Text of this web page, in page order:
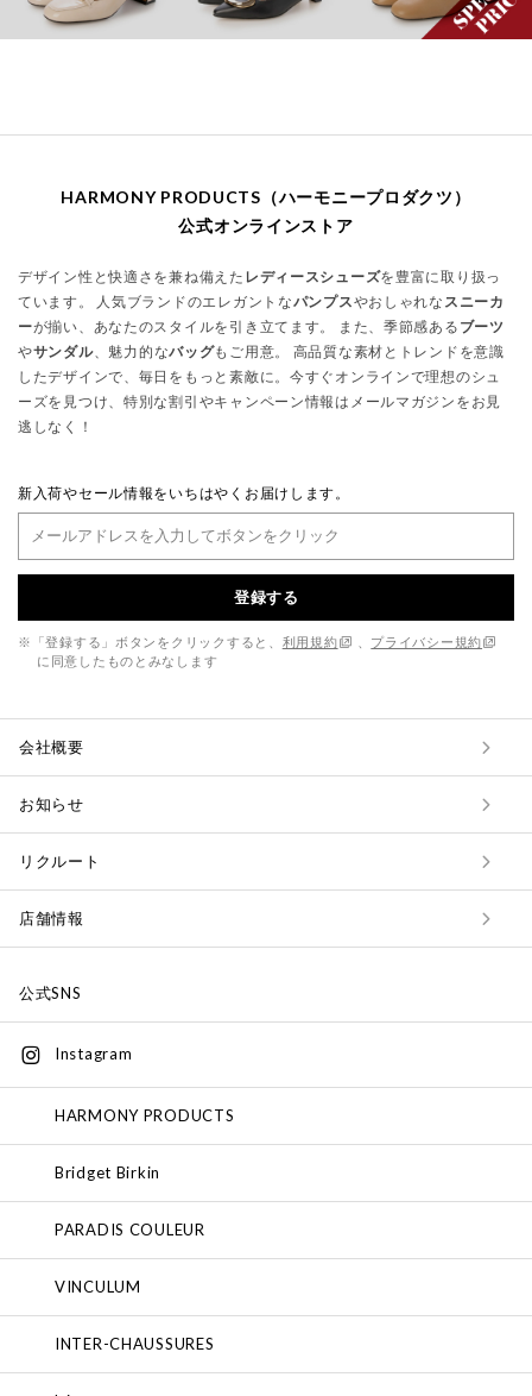
HARMONY PRODUCTS（ハーモニープロダクツ）
公式オンラインストア
デザイン性と快適さを兼ね備えた レディースシューズを豊富に取り扱っ
ています。 人気ブランドのエレガントなパンプスやおしゃれな スニーカ
ーが揃い、あなたのスタイルを引き立てます。 また、季節感ある ブーツ
やサンダル、魅力的なバッグもご用意。 高品質な素材とトレンドを意識
したデザインで、毎日をもっと素敵に。今すぐオンラインで理想のシュ
ーズを見つけ、特別な割引やキャンペーン情報はメールマガジンをお見
逃しなく！
新入荷やセール情報をいちはやくお届けします。
登録する
※「登録する」ボタンをクリックすると、 利用規約
プライバシー規約
に同意したものとみなします
会社概要
お知らせ
リクルート
店舗情報
公式SNS
Instagram
HARMONY PRODUCTS
Bridget Birkin
PARADIS COULEUR
VINCULUM
INTER-CHAUSSURES